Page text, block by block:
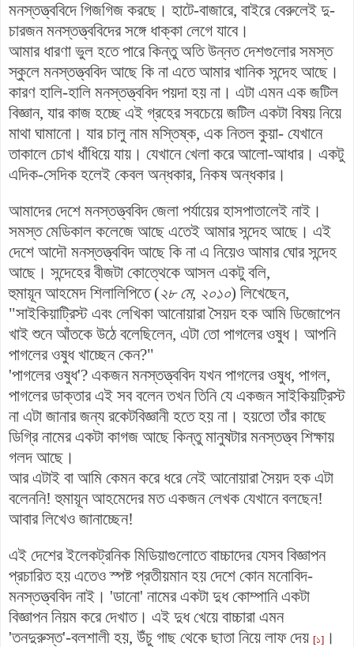
মনস্তত্ত্ববিদে গিজগিজ করছে। হাটে-বাজারে, বাইরে বেরুলেই দু-
চারজন মনস্তত্ত্ববিদের সঙ্গে ধাক্কা লেগে যাবে।
আমার ধারণা ভুল হতে পারে কিন্তু অতি উন্নত দেশগুলোর সমস্ত
স্কুলে মনস্তত্ত্ববিদ আছে কি না এতে আমার খানিক সন্দেহ আছে।
কারণ হালি-হালি মনস্তত্ত্ববিদ পয়দা হয় না। এটা এমন এক জটিল
বিজ্ঞান, যার কাজ হচ্ছে এই গ্রহের সবচেয়ে জটিল একটা বিষয় নিয়ে
মাথা ঘামানো। যার চালু নাম মস্তিষ্ক, এক নিতল কুয়া- যেখানে
তাকালে চোখ ধাঁধিয়ে যায়। যেখানে খেলা করে আলো-আধার। একটু
এদিক-সেদিক হলেই কেবল অন্ধকার, নিকষ অন্ধকার।
আমাদের দেশে মনস্তত্ত্ববিদ জেলা পর্যায়ের হাসপাতালেই নাই।
সমস্ত মেডিকাল কলেজে আছে এতেই আমার সন্দেহ আছে। এই
দেশে আদৌ মনস্তত্ত্ববিদ আছে কি না এ নিয়েও আমার ঘোর সন্দেহ
আছে। সন্দেহের বীজটা কোত্থেকে আসল একটু বলি,
হুমায়ূন আহমেদ শিলালিপিতে (২৮ মে, ২০১০) লিখেছেন,
"সাইকিয়াট্রিস্ট এবং লেখিকা আনোয়ারা সৈয়দ হক আমি ডিজোপেন
খাই শুনে আঁতকে উঠে বলেছিলেন, এটা তো পাগলের ওষুধ। আপনি
পাগলের ওষুধ খাচ্ছেন কেন?"
'পাগলের ওষুধ'? একজন মনস্তত্ত্ববিদ যখন পাগলের ওষুধ, পাগল,
পাগলের ডাক্তার এই সব বলেন তখন তিনি যে একজন সাইকিয়ট্রিস্ট
না এটা জানার জন্য রকেটবিজ্ঞানী হতে হয় না। হয়তো তাঁর কাছে
ডিগ্রি নামের একটা কাগজ আছে কিন্তু মানুষটার মনস্তত্ত্ব শিক্ষায়
গলদ আছে।
আর এটাই বা আমি কেমন করে ধরে নেই আনোয়ারা সৈয়দ হক এটা
বলেননি! হুমায়ূন আহমেদের মত একজন লেখক যেখানে বলছেন!
আবার লিখেও জানাচ্ছেন!
এই দেশের ইলেকট্রনিক মিডিয়াগুলোতে বাচ্চাদের যেসব বিজ্ঞাপন
প্রচারিত হয় এতেও স্পষ্ট প্রতীয়মান হয় দেশে কোন মনোবিদ-
মনস্তত্ত্ববিদ নাই। 'ডানো' নামের একটা দুধ কোম্পানি একটা
বিজ্ঞাপন নিয়ম করে দেখাত। এই দুধ খেয়ে বাচ্চারা এমন
'তনদুরুস্ত'-বলশালী হয়, উঁচু গাছ থেকে ছাতা নিয়ে লাফ দেয় [১] ।